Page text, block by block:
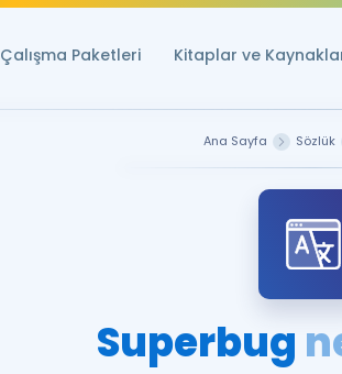
Çalışma Paketleri Kitaplar ve
Ana Sayfa Sözlük
Superbug